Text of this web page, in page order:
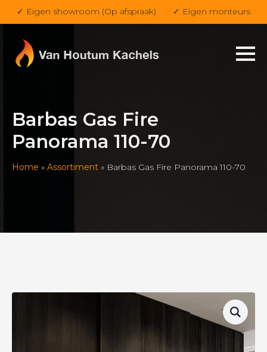
✓ Eigen showroom (Op afspraak) ✓ Eigen monteurs
Barbas Gas Fire
Panorama 110-70
Home » Assortiment » Barbas Gas Fire Panorama 110-70